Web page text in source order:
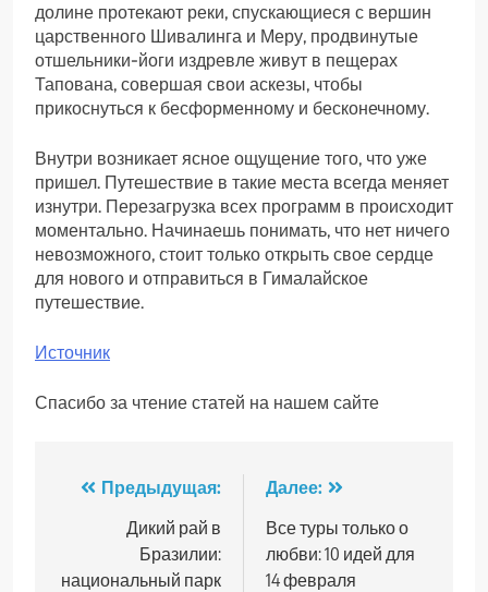
долине протекают реки, спускающиеся с вершин
царственного Шивалинга и Меру, продвинутые
отшельники-йоги издревле живут в пещерах
Тапована, совершая свои аскезы, чтобы
прикоснуться к бесформенному и бесконечному.
Внутри возникает ясное ощущение того, что уже
пришел. Путешествие в такие места всегда меняет
изнутри. Перезагрузка всех программ в происходит
моментально. Начинаешь понимать, что нет ничего
невозможного, стоит только открыть свое сердце
для нового и отправиться в Гималайское
путешествие.
Источник
Спасибо за чтение статей на нашем сайте
Навигация
записям
Предыдущая:
Дикий рай в
Бразилии:
национальный парк
Далее:
Все туры только о
любви: 10 идей для
14 февраля